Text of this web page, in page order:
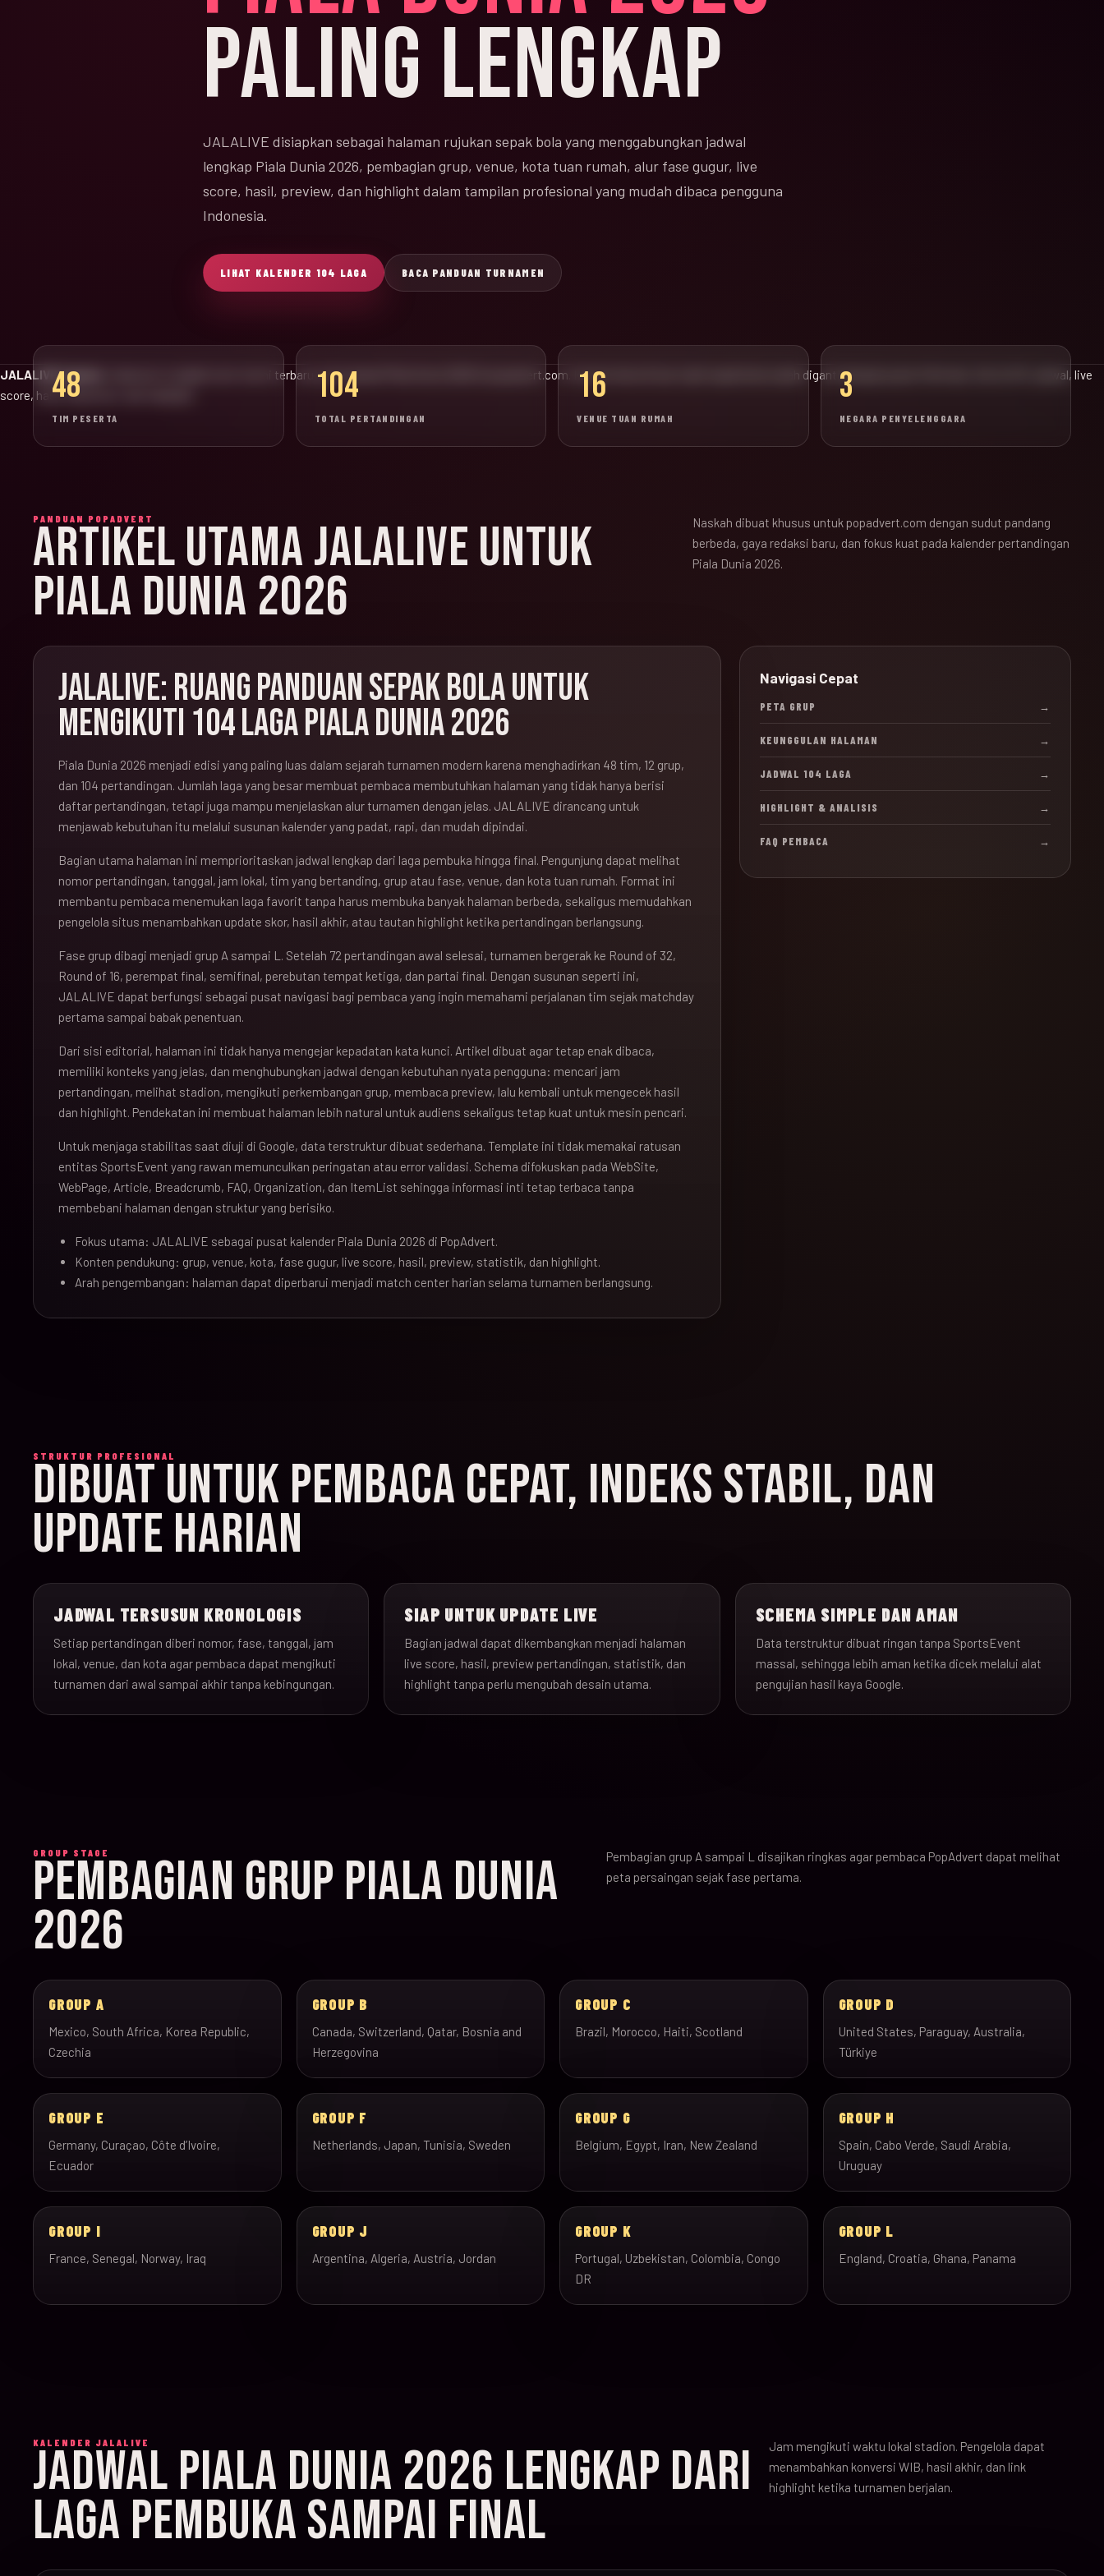
PALING LENGKAP
JALALIVE disiapkan sebagai halaman rujukan sepak bola yang menggabungkan jadwal
lengkap Piala Dunia 2026, pembagian grup, venue, kota tuan rumah, alur fase gugur, live
score, hasil, preview, dan highlight dalam tampilan profesional yang mudah dibaca pengguna
Indonesia.
LIHAT KALENDER 104 LAGA BACA PANDUAN TURNAMEN
JALALIVE Update:
halaman ini adalah versi resmi terbaru untuk jadwal Piala Dunia 2026 di popadvert.com. Konten lama di luar topik sepak bola sudah diganti dengan pusat informasi JALALIVE, jadwal, live
score, hasil, klasemen, dan highlight.
48
TIM PESERTA
104
TOTAL PERTANDINGAN
16
VENUE TUAN RUMAH
3
NEGARA PENYELENGGARA
PANDUAN POPADVERT
ARTIKEL UTAMA JALALIVE UNTUK
PIALA DUNIA 2026
Naskah dibuat khusus untuk popadvert.com dengan sudut pandang
berbeda, gaya redaksi baru, dan fokus kuat pada kalender pertandingan
Piala Dunia 2026.
JALALIVE: RUANG PANDUAN SEPAK BOLA UNTUK
MENGIKUTI 104 LAGA PIALA DUNIA 2026
Piala Dunia 2026 menjadi edisi yang paling luas dalam sejarah turnamen modern karena menghadirkan 48 tim, 12 grup,
dan 104 pertandingan. Jumlah laga yang besar membuat pembaca membutuhkan halaman yang tidak hanya berisi
daftar pertandingan, tetapi juga mampu menjelaskan alur turnamen dengan jelas. JALALIVE dirancang untuk
menjawab kebutuhan itu melalui susunan kalender yang padat, rapi, dan mudah dipindai.
Bagian utama halaman ini memprioritaskan jadwal lengkap dari laga pembuka hingga final. Pengunjung dapat melihat
nomor pertandingan, tanggal, jam lokal, tim yang bertanding, grup atau fase, venue, dan kota tuan rumah. Format ini
membantu pembaca menemukan laga favorit tanpa harus membuka banyak halaman berbeda, sekaligus memudahkan
pengelola situs menambahkan update skor, hasil akhir, atau tautan highlight ketika pertandingan berlangsung.
Fase grup dibagi menjadi grup A sampai L. Setelah 72 pertandingan awal selesai, turnamen bergerak ke Round of 32,
Round of 16, perempat final, semifinal, perebutan tempat ketiga, dan partai final. Dengan susunan seperti ini,
JALALIVE dapat berfungsi sebagai pusat navigasi bagi pembaca yang ingin memahami perjalanan tim sejak matchday
pertama sampai babak penentuan.
Dari sisi editorial, halaman ini tidak hanya mengejar kepadatan kata kunci. Artikel dibuat agar tetap enak dibaca,
memiliki konteks yang jelas, dan menghubungkan jadwal dengan kebutuhan nyata pengguna: mencari jam
pertandingan, melihat stadion, mengikuti perkembangan grup, membaca preview, lalu kembali untuk mengecek hasil
dan highlight. Pendekatan ini membuat halaman lebih natural untuk audiens sekaligus tetap kuat untuk mesin pencari.
Untuk menjaga stabilitas saat diuji di Google, data terstruktur dibuat sederhana. Template ini tidak memakai ratusan
entitas SportsEvent yang rawan memunculkan peringatan atau error validasi. Schema difokuskan pada WebSite,
WebPage, Article, Breadcrumb, FAQ, Organization, dan ItemList sehingga informasi inti tetap terbaca tanpa
membebani halaman dengan struktur yang berisiko.
Fokus utama: JALALIVE sebagai pusat kalender Piala Dunia 2026 di PopAdvert.
Konten pendukung: grup, venue, kota, fase gugur, live score, hasil, preview, statistik, dan highlight.
Arah pengembangan: halaman dapat diperbarui menjadi match center harian selama turnamen berlangsung.
Navigasi Cepat
PETA GRUP →
KEUNGGULAN HALAMAN →
JADWAL 104 LAGA →
HIGHLIGHT & ANALISIS →
FAQ PEMBACA →
STRUKTUR PROFESIONAL
DIBUAT UNTUK PEMBACA CEPAT, INDEKS STABIL, DAN
UPDATE HARIAN
JADWAL TERSUSUN KRONOLOGIS
Setiap pertandingan diberi nomor, fase, tanggal, jam
lokal, venue, dan kota agar pembaca dapat mengikuti
turnamen dari awal sampai akhir tanpa kebingungan.
SIAP UNTUK UPDATE LIVE
Bagian jadwal dapat dikembangkan menjadi halaman
live score, hasil, preview pertandingan, statistik, dan
highlight tanpa perlu mengubah desain utama.
SCHEMA SIMPLE DAN AMAN
Data terstruktur dibuat ringan tanpa SportsEvent
massal, sehingga lebih aman ketika dicek melalui alat
pengujian hasil kaya Google.
GROUP STAGE
PEMBAGIAN GRUP PIALA DUNIA
2026
Pembagian grup A sampai L disajikan ringkas agar pembaca PopAdvert dapat melihat
peta persaingan sejak fase pertama.
GROUP A
Mexico, South Africa, Korea Republic,
Czechia
GROUP B
Canada, Switzerland, Qatar, Bosnia and
Herzegovina
GROUP C
Brazil, Morocco, Haiti, Scotland
GROUP D
United States, Paraguay, Australia,
Türkiye
GROUP E
Germany, Curaçao, Côte d’Ivoire,
Ecuador
GROUP F
Netherlands, Japan, Tunisia, Sweden
GROUP G
Belgium, Egypt, Iran, New Zealand
GROUP H
Spain, Cabo Verde, Saudi Arabia,
Uruguay
GROUP I
France, Senegal, Norway, Iraq
GROUP J
Argentina, Algeria, Austria, Jordan
GROUP K
Portugal, Uzbekistan, Colombia, Congo
DR
GROUP L
England, Croatia, Ghana, Panama
KALENDER JALALIVE
JADWAL PIALA DUNIA 2026 LENGKAP DARI
LAGA PEMBUKA SAMPAI FINAL
Jam mengikuti waktu lokal stadion. Pengelola dapat
menambahkan konversi WIB, hasil akhir, dan link
highlight ketika turnamen berjalan.